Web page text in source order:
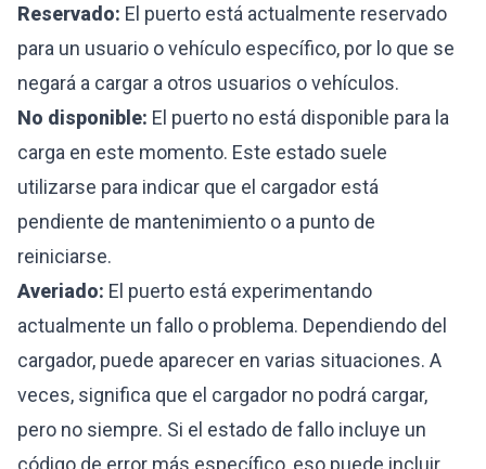
Reservado: El puerto está actualmente reservado
para un usuario o vehículo específico, por lo que se
negará a cargar a otros usuarios o vehículos.
No disponible: El puerto no está disponible para la
carga en este momento. Este estado suele
utilizarse para indicar que el cargador está
pendiente de mantenimiento o a punto de
reiniciarse.
Averiado: El puerto está experimentando
actualmente un fallo o problema. Dependiendo del
cargador, puede aparecer en varias situaciones. A
veces, significa que el cargador no podrá cargar,
pero no siempre. Si el estado de fallo incluye un
código de error más específico, eso puede incluir